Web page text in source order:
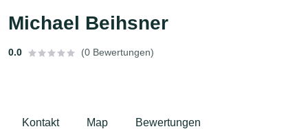
Michael Beihsner
0.0 (0 Bewertungen)
Kontakt Map Bewertungen